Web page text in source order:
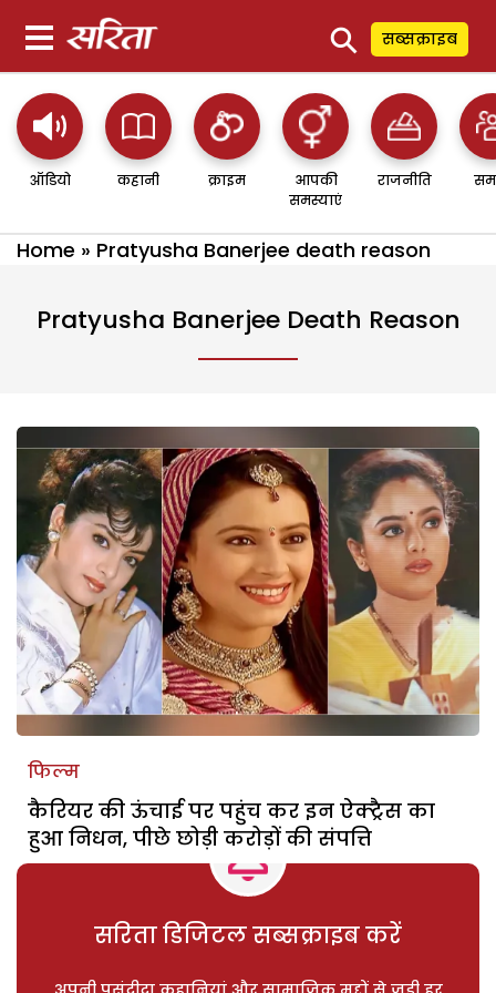
⚲ सब्सक्राइब
ऑडियो कहानी क्राइम
आपकी
समस्याएं
राजनीति
Home » Pratyusha Banerjee death reason
Pratyusha Banerjee Death Reason
फिल्म
कैरियर की ऊंचाई पर पहुंच कर इन ऐक्ट्रैस का
हुआ निधन, पीछे छोड़ी करोड़ों की संपत्ति
सरिता डिजिटल सब्सक्राइब करें